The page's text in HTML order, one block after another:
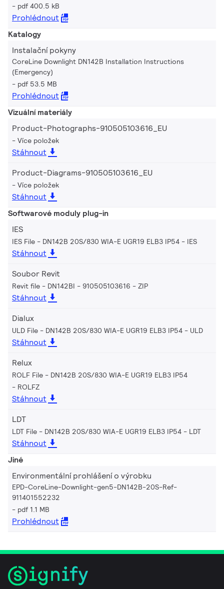
pdf 400.5 kB
Prohlédnout
Katalogy
Instalační pokyny
CoreLine Downlight DN142B Installation Instructions
(Emergency)
pdf 53.5 MB
Prohlédnout
Vizuální materiály
Product-Photographs-910505103616_EU
Více položek
Stáhnout
Product-Diagrams-910505103616_EU
Více položek
Stáhnout
Softwarové moduly plug-in
IES
IES File - DN142B 20S/830 WIA-E UGR19 ELB3 IP54 IES
Stáhnout
Soubor Revit
Revit file - DN142BI - 910505103616 ZIP
Stáhnout
Dialux
ULD File - DN142B 20S/830 WIA-E UGR19 ELB3 IP54 ULD
Stáhnout
Relux
ROLF File - DN142B 20S/830 WIA-E UGR19 ELB3 IP54
ROLFZ
Stáhnout
LDT
LDT File - DN142B 20S/830 WIA-E UGR19 ELB3 IP54 LDT
Stáhnout
Jiné
Environmentální prohlášení o výrobku
EPD-CoreLine-Downlight-gen5-DN142B-20S-Ref-
911401552232
pdf 1.1 MB
Prohlédnout